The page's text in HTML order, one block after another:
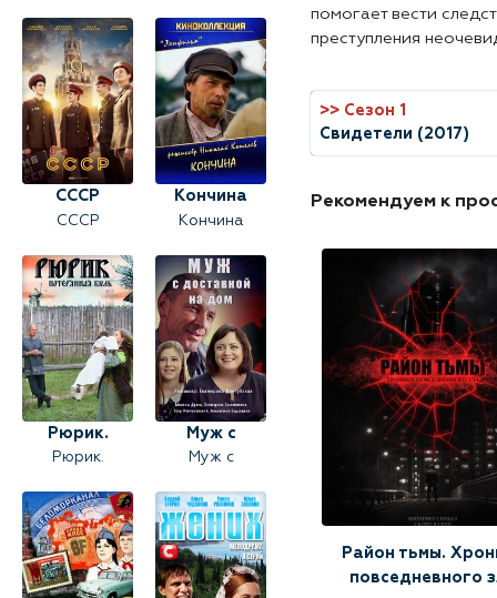
помогает вести
преступления
>> Сезон 1
Свидетели (2017)
Рекомендуем к
Район тьмы.
повседневного
СССР
СССР
Кончина
Кончина
Рюрик.
Потерянная
Рюрик.
быль
Муж с
доставкой
Муж с
дом